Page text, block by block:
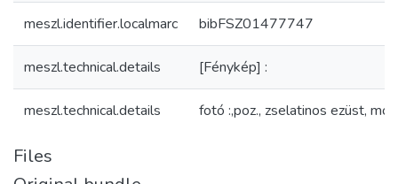
meszl.identifier.localmarc bibFSZ01477747
meszl.technical.details [Fénykép] :
meszl.technical.details fotó :,poz., zselatinos ezüst,
Files